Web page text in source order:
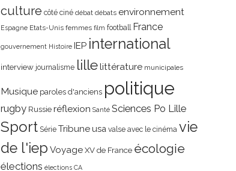
culture côté ciné débat débats environnement
Espagne Etats-Unis femmes film football France
gouvernement Histoire IEP international
interview journalisme lillelittérature municipales
Musique paroles d'anciens politique
rugby Russie réflexion Santé Sciences Po Lille
Sport Série Tribune usa valse avec le cinéma vie
de l'iep Voyage XV de France écologie
élections élections CA